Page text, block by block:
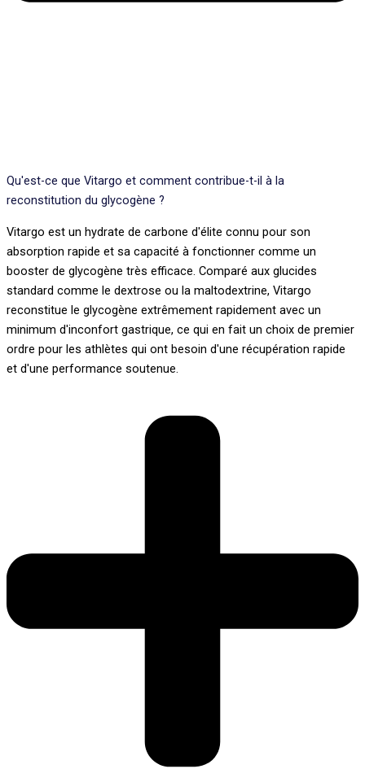
Qu'est-ce que Vitargo et comment contribue-t-il à la
reconstitution du glycogène ?
Vitargo est un hydrate de carbone d'élite connu pour son
absorption rapide et sa capacité à fonctionner comme un
booster de glycogène très efficace. Comparé aux glucides
standard comme le dextrose ou la maltodextrine, Vitargo
reconstitue le glycogène extrêmement rapidement avec un
minimum d'inconfort gastrique, ce qui en fait un choix de premier
ordre pour les athlètes qui ont besoin d'une récupération rapide
et d'une performance soutenue.